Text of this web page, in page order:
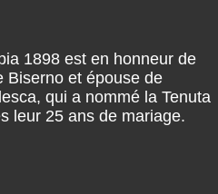
1898 est en honneur de
Biserno et épouse de
qui a nommé la Tenuta
leur 25 ans de mariage.